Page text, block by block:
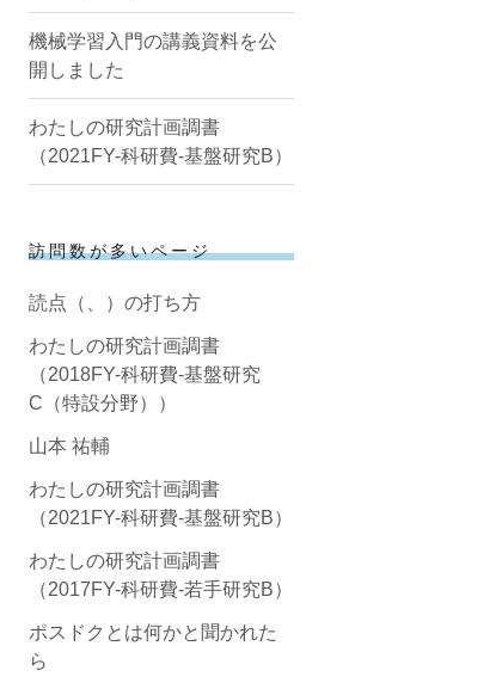
機械学習入門の講義資料を公
開しました
わたしの研究計画調書
（2021FY-科研費-基盤研究B）
訪問数が多いページ
読点（、）の打ち方
わたしの研究計画調書
（2018FY-科研費-基盤研究
C（特設分野））
山本 祐輔
わたしの研究計画調書
（2021FY-科研費-基盤研究B）
わたしの研究計画調書
（2017FY-科研費-若手研究B）
ポスドクとは何かと聞かれた
ら